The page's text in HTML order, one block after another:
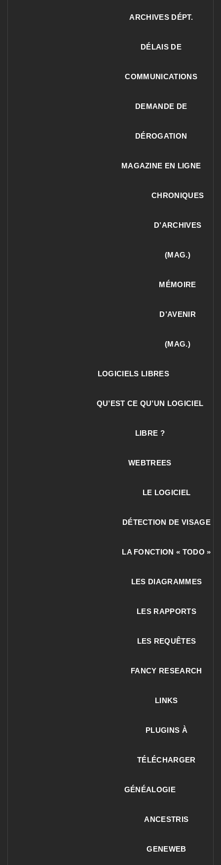
ARCHIVES DÉPT.
DÉLAIS DE
COMMUNICATIONS
DEMANDE DE
DÉROGATION
MAGAZINE EN LIGNE
CHRONIQUES
D’ARCHIVES
(MAG.)
MÉMOIRE
D’AVENIR
(MAG.)
LOGICIELS LIBRES
QU’EST CE QU’UN LOGICIEL
LIBRE ?
WEBTREES
LE LOGICIEL
DÉTECTION DE VISAGE
LA FONCTION « TODO »
LES DIAGRAMMES
LES RAPPORTS
LES REQUÊTES
FANCY RESEARCH
LINKS
PLUGINS À
TÉLÉCHARGER
GÉNÉALOGIE
ANCESTRIS
GENEWEB